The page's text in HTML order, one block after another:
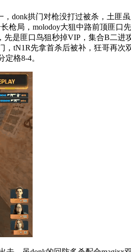
拱门对枪没打过被杀，土匪
枪局，molodoy大狙中路前顶匪
是匪口鸟狙秒掉VIP，集合B二
tN1R先拿首杀后被补，狂哥再
格8-4。